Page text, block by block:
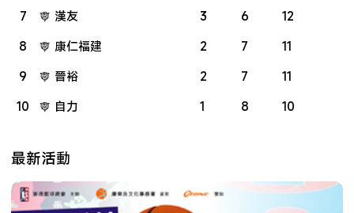
7
漢友 3 6
12
8
康仁福建 2 7
11
9
晉裕 2 7
11
10
自力 1 8 10
最新活動